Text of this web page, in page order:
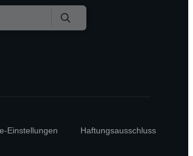
Einstellungen
Haftungsausschluss